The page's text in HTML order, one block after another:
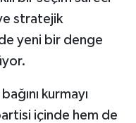
stratejik
yeni bir denge
kurmayı
içinde hem de